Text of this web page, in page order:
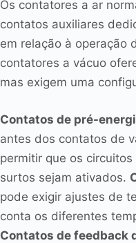
Os contatores a ar
contatos auxiliares
em relação à operação
contatores a vácuo
mas exigem uma
Contatos de pré-
antes dos contatos de
permitir que os
surtos sejam ativados.
pode exigir ajustes de
conta os diferentes
Contatos de feedback